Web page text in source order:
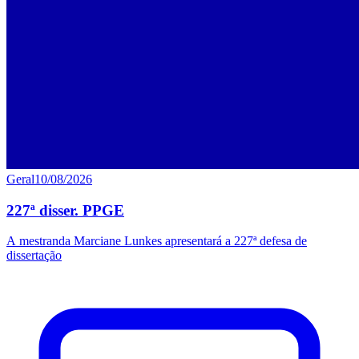
Geral10/08/2026
227ª disser. PPGE
A mestranda Marciane Lunkes apresentará a 227ª defesa de
dissertação